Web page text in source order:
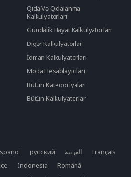
Qida Və Qidalanma
Kalkulyatorları
Gündəlik Həyat Kalkulyatorları
Digər Kalkulyatorlar
İdman Kalkulyatorları
Moda Hesablayıcıları
Bütün Kateqoriyalar
Bütün Kalkulyatorlar
русский العربية
Français
Indonesia
Română